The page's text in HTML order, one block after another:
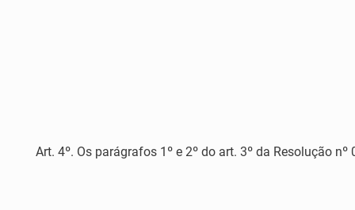
Art. 4º. Os parágrafos 1º e 2º do art. 3º da Resolução